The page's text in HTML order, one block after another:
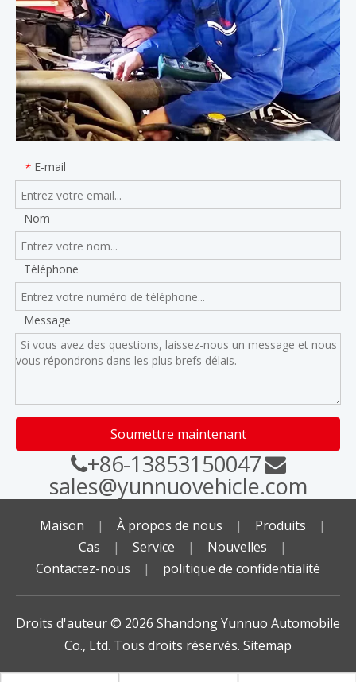
* E-mail
Nom
Téléphone
Message
Soumettre maintenant
+86-13853150047
sales@yunnuovehicle.com
Maison | À propos de nous | Produits
|
Cas
| Service | Nouvelles
|
Contactez-nous
| politique de confidentialité
Droits d'auteur ©️ 2026 Shandong Yunnuo Automobile
Co., Ltd. Tous droits réservés. Sitemap